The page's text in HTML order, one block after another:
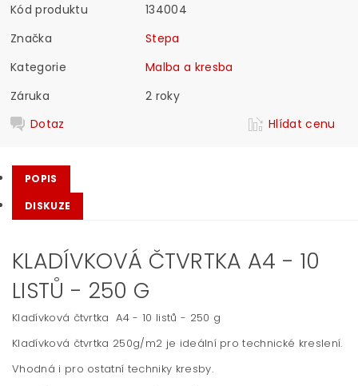
Kód produktu
134004
Značka
Stepa
Kategorie
Malba a kresba
Záruka
2 roky
Dotaz
Hlídat cenu
POPIS
DISKUZE
KLADÍVKOVÁ ČTVRTKA A4 - 10
LISTŮ - 250 G
Kladívková čtvrtka A4 - 10 listů - 250 g
Kladívková čtvrtka 250g/m2 je ideální pro technické kreslení.
Vhodná i pro ostatní techniky kresby.